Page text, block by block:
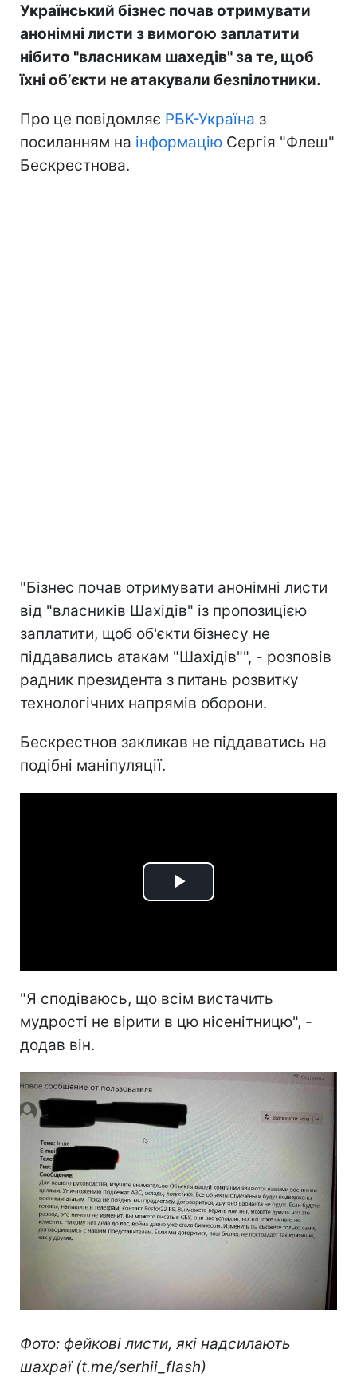
Український бізнес почав отримувати
анонімні листи з вимогою заплатити
нібито "власникам шахедів" за те, щоб
їхні обʼєкти не атакували безпілотники.
Про це повідомляє РБК-Україна з
посиланням на інформацію Сергія "Флеш"
Бескрестнова.
"Бізнес почав отримувати анонімні листи
від "власників Шахідів" із пропозицією
заплатити, щоб об'єкти бізнесу не
піддавались атакам "Шахідів"", - розповів
радник президента з питань розвитку
технологічних напрямів оборони.
Бескрестнов закликав не піддаватись на
подібні маніпуляції.
Play
"Я сподіваюсь, що всім вистачить
мудрості не вірити в цю нісенітницю", -
додав він.
Фото: фейкові листи, які надсилають
шахраї (t.me/serhii_flash)